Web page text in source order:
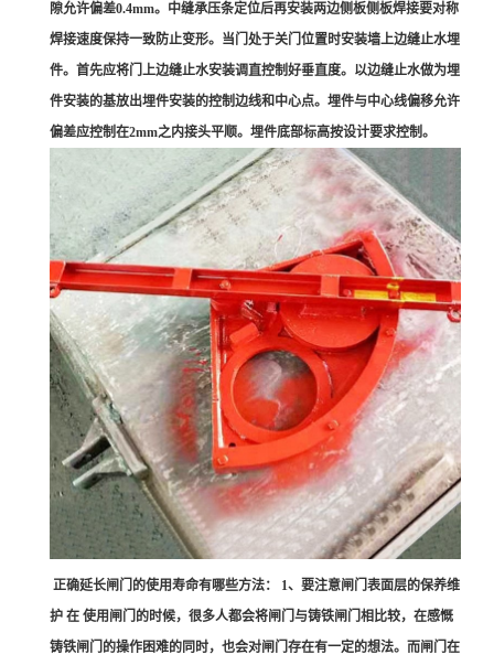
隙允许偏差0.4mm。中缝承压条定位后再安装两边侧板侧板焊接要对称
焊接速度保持一致防止变形。当门处于关门位置时安装墙上边缝止水埋
件。首先应将门上边缝止水安装调直控制好垂直度。以边缝止水做为埋
件安装的基放出埋件安装的控制边线和中心点。埋件与中心线偏移允许
偏差应控制在2mm之内接头平顺。埋件底部标高按设计要求控制。
正确延长闸门的使用寿命有哪些方法： 1、要注意闸门表面层的保养维
护 在 使用闸门的时候，很多人都会将闸门与铸铁闸门相比较，在感慨
铸铁闸门的操作困难的同时，也会对闸门存在有一定的想法。而闸门在